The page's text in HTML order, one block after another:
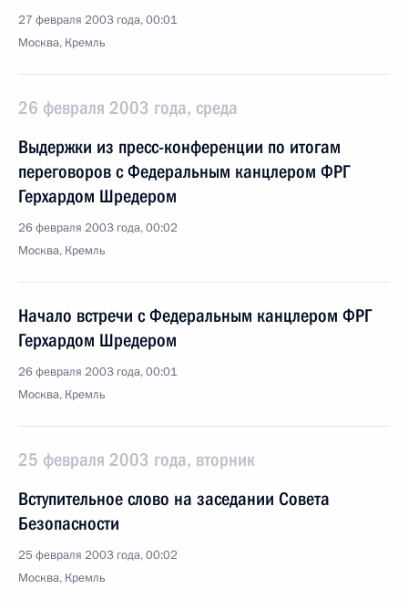
27 февраля 2003 года, 00:01
Москва, Кремль
26 февраля 2003 года, среда
Выдержки из пресс-конференции по итогам
переговоров с Федеральным канцлером ФРГ
Герхардом Шредером
26 февраля 2003 года, 00:02
Москва, Кремль
Начало встречи с Федеральным канцлером ФРГ
Герхардом Шредером
26 февраля 2003 года, 00:01
Москва, Кремль
25 февраля 2003 года, вторник
Вступительное слово на заседании Совета
Безопасности
25 февраля 2003 года, 00:02
Москва, Кремль